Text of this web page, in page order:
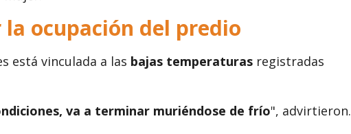
ocupación del predio
está vinculada a las bajas temperaturas registradas
va a terminar muriéndose de frío", advirtieron.